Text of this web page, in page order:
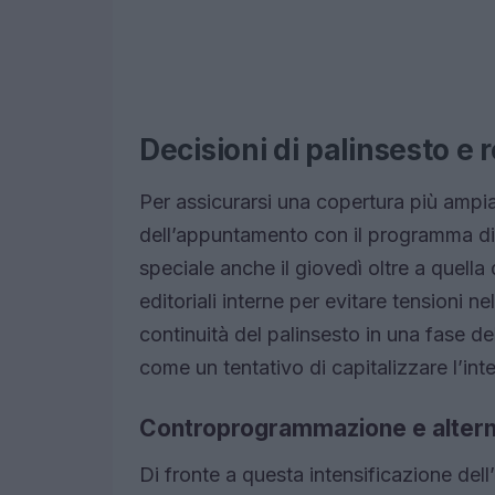
Decisioni di palinsesto e
Per assicurarsi una copertura più
dell’appuntamento con il programma
speciale anche il giovedì oltre a
editoriali interne per evitare tensioni
continuità del palinsesto in una fase
come un tentativo di capitalizzare
Controprogrammazione e
Di fronte a questa intensificazione